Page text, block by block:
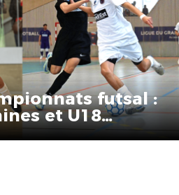
futsal :
et U18